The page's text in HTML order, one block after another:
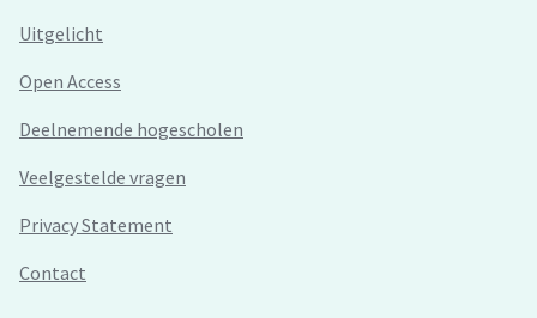
Uitgelicht
Open Access
Deelnemende hogescholen
Veelgestelde vragen
Privacy Statement
Contact